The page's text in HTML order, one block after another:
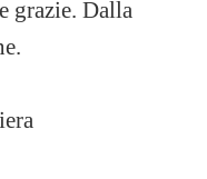
grazie. Dalla